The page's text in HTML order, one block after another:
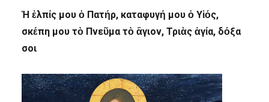
Ἡ ἐλπίς μου ὁ Πατήρ, καταφυγή μου ὁ Υἱός,
σκέπη μου τὸ Πνεῦμα τὸ ἅγιον, Τριὰς ἁγία, δόξα
σοι